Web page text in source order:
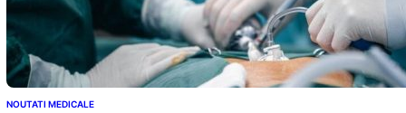
NOUTATI MEDICALE